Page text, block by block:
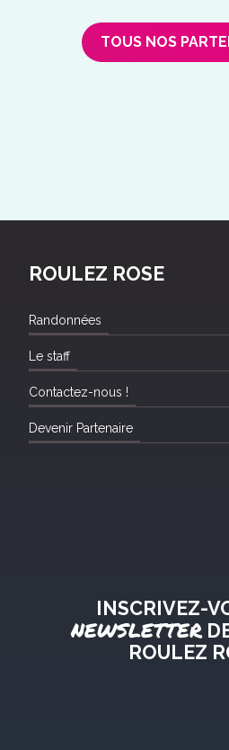
TOUS NOS
ROULEZ ROSE
Randonnées
Le staff
Contactez-nous !
Devenir Partenaire
INSCRIVEZ-
NEWSLETTER
ROULEZ